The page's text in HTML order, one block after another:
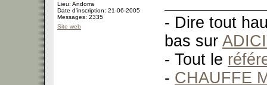
Lieu: Andorra
Date d'inscription: 21-06-2005
Messages: 2335
Site web
- Dire tout
bas sur
- Tout le
- CHAUFFE